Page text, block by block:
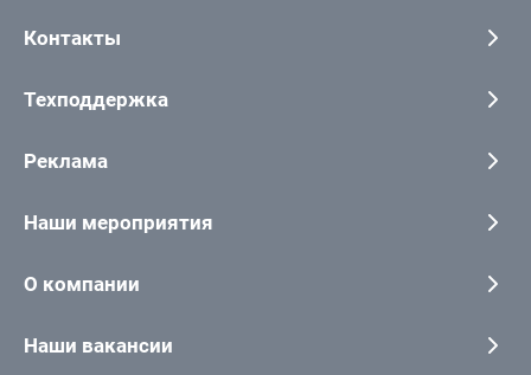
Контакты
Техподдержка
Реклама
Наши мероприятия
О компании
Наши вакансии